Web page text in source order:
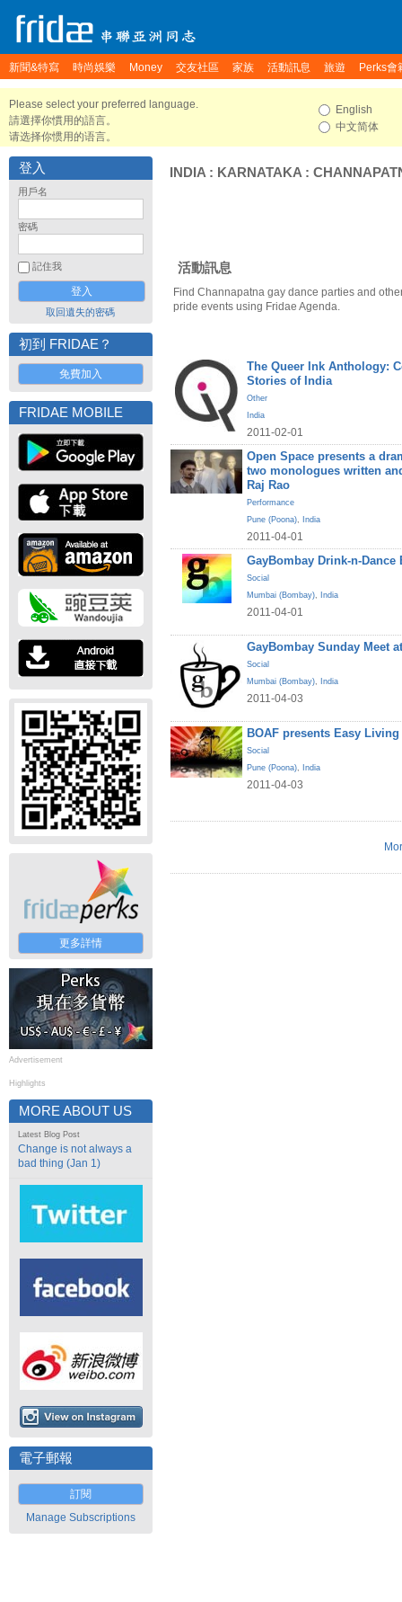
新聞&特寫 時尚娛樂 Money 交友社區 家族 活動訊息 旅遊 Perks會
Please select your preferred language.
請選擇你慣用的語言。
请选择你惯用的语言。
English
中文简体
登入
用戶名
密碼
記住我
取回遺失的密碼
初到 FRIDAE？
免費加入
FRIDAE MOBILE
更多詳情
Advertisement
Highlights
MORE ABOUT US
Latest Blog Post
Change is not always a
bad thing (Jan 1)
電子郵報
訂閱
Manage Subscriptions
INDIA : KARNATAKA :
活動訊息
Find Channapatna gay dance parties and
pride events using Fridae Agenda.
The Queer Ink Anthology:
Stories of India
Other
India
2011-02-01
Open Space presents a
two monologues written
Raj Rao
Performance
Pune (Poona), India
2011-04-01
GayBombay Drink-n-Dance
Social
Mumbai (Bombay), India
2011-04-01
GayBombay Sunday Meet
Social
Mumbai (Bombay), India
2011-04-03
BOAF presents Easy
Social
Pune (Poona), India
2011-04-03